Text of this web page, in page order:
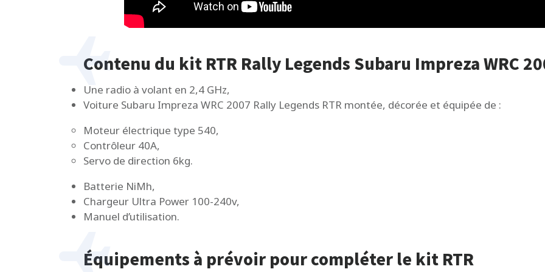
Contenu du kit RTR Rally Legends Subaru Impreza WRC
Une radio à volant en 2,4 GHz,
Voiture Subaru Impreza WRC 2007 Rally Legends RTR montée, décorée et équipée de :
Moteur électrique type 540,
Contrôleur 40A,
Servo de direction 6kg.
Batterie NiMh,
Chargeur Ultra Power 100-240v,
Manuel d’utilisation.
Équipements à prévoir pour compléter le kit RTR